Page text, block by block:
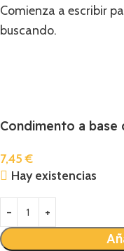
Comienza a escribir
buscando.
Condimento a
7,45€
Hay existencias